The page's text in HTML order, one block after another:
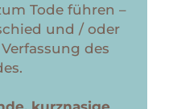
Tode führen –
und / oder
des